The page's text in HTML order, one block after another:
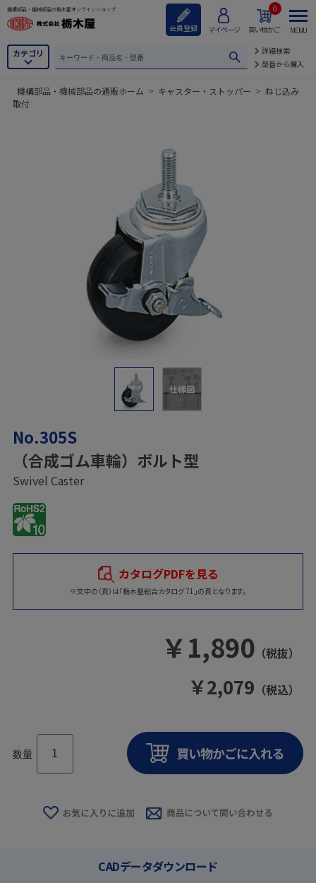
機構部品・機械部品の栃木屋オンラインショップ
会員登録 マイページ 買い物かご
0
カテゴリ
詳細検索
型番から購入
MENU
機構部品・機械部品の通販ホーム > キャスター・ストッパー > ねじ込み
取付
仕様図
No.305S
（合成ゴム車輪）ボルト型
Swivel Caster
カタログPDFを見る
※文中の（頁）は「栃木屋総合カタログ 71」の頁となります。
￥1,890 （税抜）
￥2,079 （税込）
数量
CADデータダウンロード